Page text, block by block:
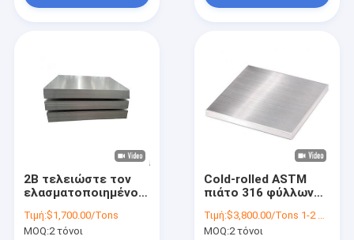
Βίντεο
Επισκεψή εργοστασίου
2B τελειώστε τον
ελασματοποιημένο
BA φύλλων TISCO
316L 6000mm
Τιμή:$1,700.00/Tons
MOQ:2 τόνοι
Cold-rolled ASTM
πιάτο 316 φύλλων
πάστωμα SS 4x8
Τιμή:$3,800.00/Tons 1-2 Tons
MOQ:2 τόνοι